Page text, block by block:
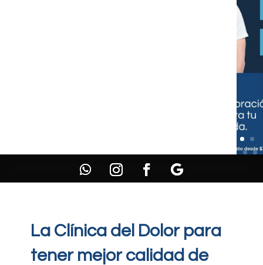
La Clínica del Dolor para
tener mejor calidad de